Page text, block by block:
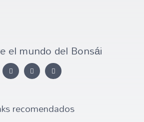
el mundo del Bonsái
recomendados